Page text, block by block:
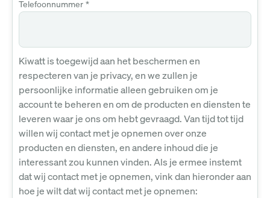
Telefoonnummer *
Kiwatt is toegewijd aan het beschermen en
respecteren van je privacy, en we zullen je
persoonlijke informatie alleen gebruiken om je
account te beheren en om de producten en diensten te
leveren waar je ons om hebt gevraagd. Van tijd tot tijd
willen wij contact met je opnemen over onze
producten en diensten, en andere inhoud die je
interessant zou kunnen vinden. Als je ermee instemt
dat wij contact met je opnemen, vink dan hieronder aan
hoe je wilt dat wij contact met je opnemen: